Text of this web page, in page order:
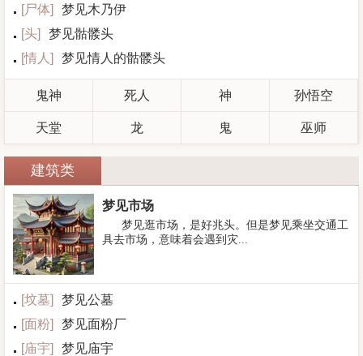
[尸体]
梦见木乃伊
[头]
梦见骷髅头
[情人 ] 梦见情人的骷髅头
鬼神 死人 神 孙悟空
天堂 龙 鬼 巫师
建筑类
梦见市场
梦见逛市场，是好兆头。但是梦见乘坐交通工
具去市场，意味着会遇到灾...
[坟墓]
梦见公墓
[面粉]
梦见面粉厂
[庙宇]
梦见庙宇